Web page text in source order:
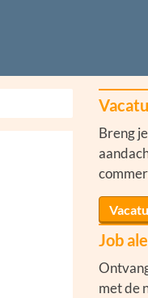
Breng
Job
met de